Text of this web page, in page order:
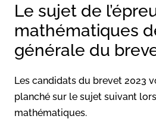
Le sujet de
mathématiques
générale du
Les candidats du brevet 2023
planché sur le sujet suivant
mathématiques.